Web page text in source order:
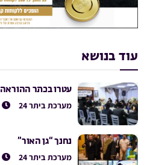
עוד בנושא
עטרו בכתר ההוראה
מערכת ביתר 24
נחנך “גן האור”
מערכת ביתר 24